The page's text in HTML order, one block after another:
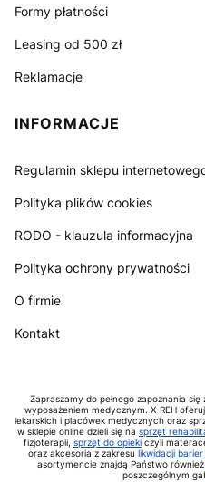
Formy płatności
Leasing od 500 zł
Reklamacje
INFORMACJE
Regulamin sklepu internetowego
Polityka plików cookies
RODO - klauzula informacyjna
Polityka ochrony prywatności
O firmie
Kontakt
Zapraszamy do pełnego zapoznania
wyposażeniem medycznym. X-REH
lekarskich i placówek medycznych oraz
w sklepie online dzieli się na sprzęt
fizjoterapii, sprzęt do opieki czyli
oraz akcesoria z zakresu likwidacji
asortymencie znajdą Państwo również
poszczególnym